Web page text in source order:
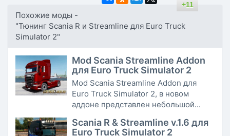
+11
Похожие моды -
"Тюнинг Scania R и Streamline для Euro Truck
Simulator 2"
Mod Scania Streamline Addon
для Euro Truck Simulator 2
Mod Scania Streamline Addon для
Euro Truck Simulator 2, в новом
аддоне представлен небольшой...
Scania R & Streamline v.1.6 для
Euro Truck Simulator 2